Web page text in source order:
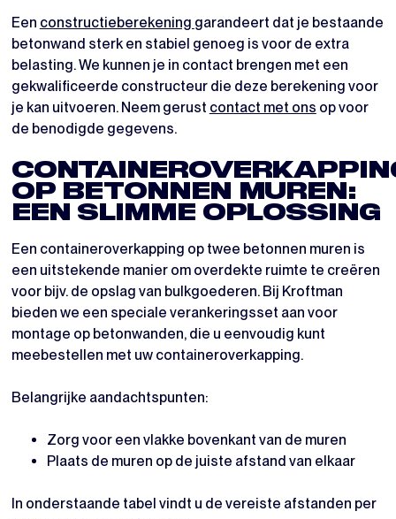
Een constructieberekening garandeert dat je bestaande
betonwand sterk en stabiel genoeg is voor de extra
belasting. We kunnen je in contact brengen met een
gekwalificeerde constructeur die deze berekening voor
je kan uitvoeren. Neem gerust contact met ons op voor
de benodigde gegevens.
OP BETONNEN MUREN:
EEN SLIMME OPLOSSING
Een containeroverkapping op twee betonnen muren is
een uitstekende manier om overdekte ruimte te creëren
voor bijv. de opslag van bulkgoederen. Bij Kroftman
bieden we een speciale verankeringsset aan voor
montage op betonwanden, die u eenvoudig kunt
meebestellen met uw containeroverkapping.
Belangrijke aandachtspunten:
Zorg voor een vlakke bovenkant van de muren
Plaats de muren op de juiste afstand van elkaar
In onderstaande tabel vindt u de vereiste afstanden per